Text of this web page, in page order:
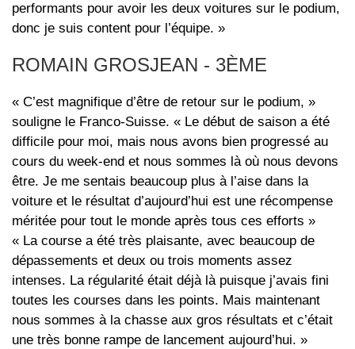
performants pour avoir les deux voitures sur le podium,
donc je suis content pour l’équipe. »
ROMAIN GROSJEAN - 3ÈME
« C’est magnifique d’être de retour sur le podium, »
souligne le Franco-Suisse. « Le début de saison a été
difficile pour moi, mais nous avons bien progressé au
cours du week-end et nous sommes là où nous devons
être. Je me sentais beaucoup plus à l’aise dans la
voiture et le résultat d’aujourd’hui est une récompense
méritée pour tout le monde après tous ces efforts »
« La course a été très plaisante, avec beaucoup de
dépassements et deux ou trois moments assez
intenses. La régularité était déjà là puisque j’avais fini
toutes les courses dans les points. Mais maintenant
nous sommes à la chasse aux gros résultats et c’était
une très bonne rampe de lancement aujourd’hui. »